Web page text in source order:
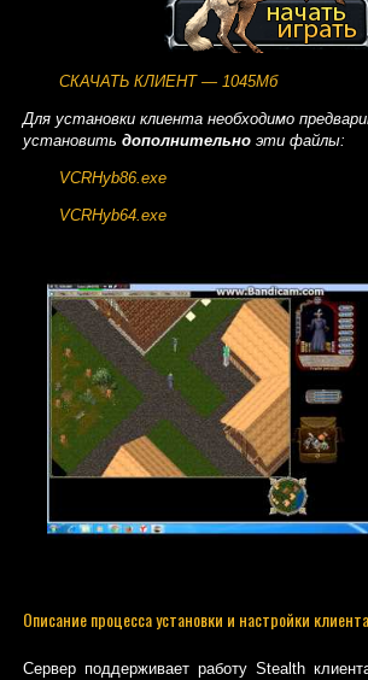
СКАЧАТЬ КЛИЕНТ — 1045Мб
Для установки клиента необходимо
установить дополнительноэти файлы:
VCRHyb86.exe
VCRHyb64.exe
Описание процесса установки и настройки клиента
Сервер поддерживает работу Stealth